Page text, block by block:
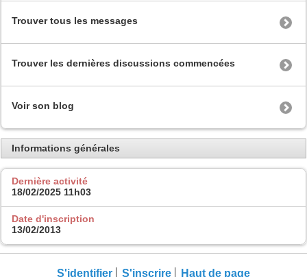
Trouver tous les messages
Trouver les dernières discussions commencées
Voir son blog
Informations générales
Dernière activité
18/02/2025 11h03
Date d'inscription
13/02/2013
S'identifier S'inscrire Haut de page